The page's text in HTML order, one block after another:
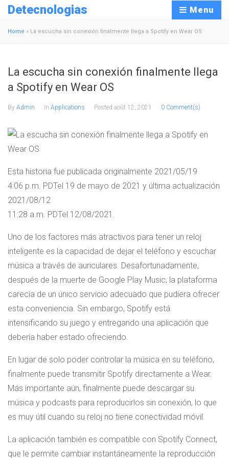
Detecnologias Menu
Home » La escucha sin conexión finalmente llega a Spotify en Wear OS
La escucha sin conexión finalmente llega
a Spotify en Wear OS
By Admin In Applications Posted août 12, 2021 0 Comment(s)
Esta historia fue publicada originalmente 2021/05/19
4:06 p.m. PDTel 19 de mayo de 2021 y última actualización
2021/08/12
11:28 a.m. PDTel 12/08/2021 .
Uno de los factores más atractivos para tener un reloj
inteligente es la capacidad de dejar el teléfono y escuchar
música a través de auriculares. Desafortunadamente,
después de la muerte de Google Play Music, la plataforma
carecía de un único servicio adecuado que pudiera ofrecer
esta conveniencia. Sin embargo, Spotify está
intensificando su juego y entregando una aplicación que
debería haber estado ofreciendo.
En lugar de solo poder controlar la música en su teléfono,
finalmente puede transmitir Spotify directamente a Wear.
Más importante aún, finalmente puede descargar su
música y podcasts para reproducirlos sin conexión, lo que
es muy útil cuando su reloj no tiene conectividad móvil.
La aplicación también es compatible con Spotify Connect,
que le permite cambiar instantáneamente la reproducción